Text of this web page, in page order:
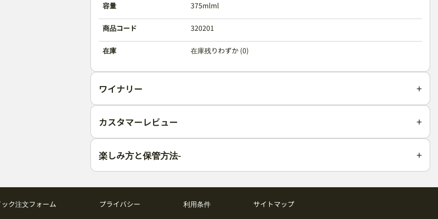
容量 375mlml
商品コード 320201
在庫 在庫残りわずか (0)
ワイナリー
カスタマーレビュー
楽しみ方と保管方法-
ク注文フォーム プライバシー 利用条件 サイトマップ